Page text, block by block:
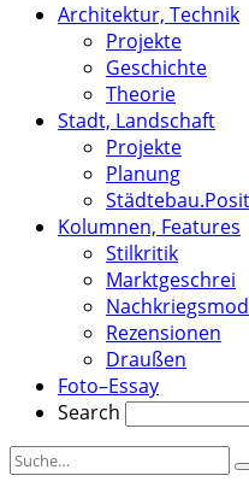
Architektur, Technik
Projekte
Geschichte
Theorie
Stadt, Landschaft
Projekte
Planung
Kolumnen, Features
Stilkritik
Marktgeschrei
Rezensionen
Draußen
Foto–Essay
Search